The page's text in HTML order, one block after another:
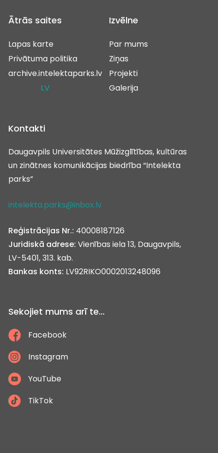
Ātrās saites
Lapas karte
Privātuma politika
archive.intelektaparks.lv
LV
Izvēlne
Par mums
Ziņas
Projekti
Galerija
Kontakti
Daugavpils Universitātes Mūžizglītības, kultūras
un zinātnes komunikācijas biedrība “Intelekta
parks”
intelekta.parks@inbox.lv
Reģistrācijas Nr.: 40008187126
Juridiskā adrese: Vienības iela 13, Daugavpils,
LV-5401, 313. kab.
Bankas konts: LV92RIKO0002013248096
Sekojiet mums arī te...
Facebook
Instagram
YouTube
TikTok